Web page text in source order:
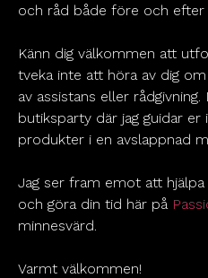
och råd både före och efter
Känn dig välkommen att
tveka inte att höra av dig
av assistans eller
butiksparty där jag guidar er
produkter i en avslappnad
Jag ser fram emot att
och göra din tid här på
minnesvärd.
Varmt välkommen!